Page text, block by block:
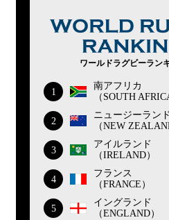
ワールドラグビーラン
1
南アフリカ
（SOUTH
2
ニュージーランド
（NEW
3
アイルランド
（IRELAND）
4
フランス
（FRANCE）
5
イングランド
（ENGLAND）